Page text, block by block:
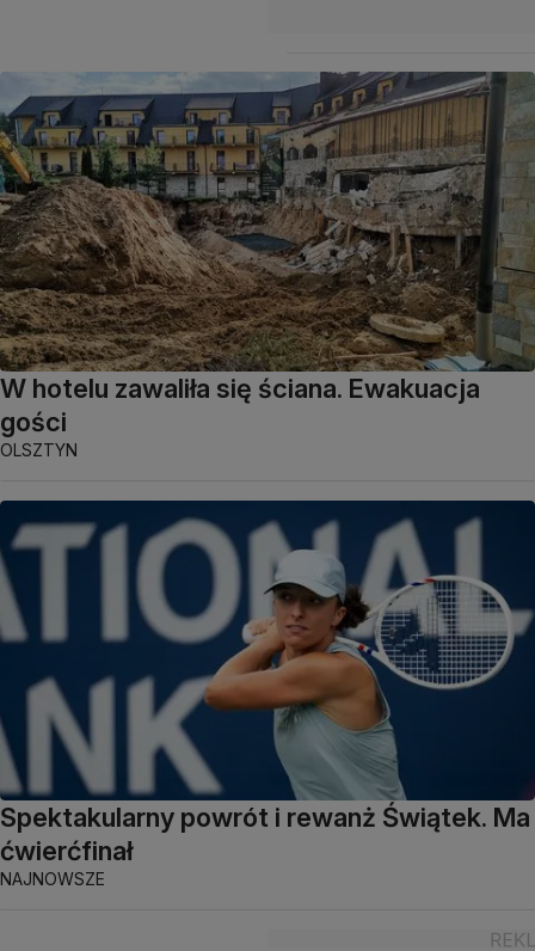
W hotelu zawaliła się ściana. Ewakuacja
gości
OLSZTYN
Spektakularny powrót i rewanż Świątek. Ma
ćwierćfinał
NAJNOWSZE